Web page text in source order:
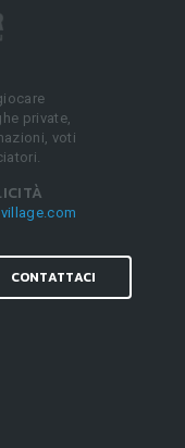
private,
voti
CONTATTACI